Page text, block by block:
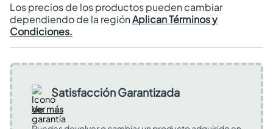
Los precios de los productos pueden cambiar
dependiendo de la regiónAplican Términos y
Condiciones.
Satisfacción Garantizada
Ver más